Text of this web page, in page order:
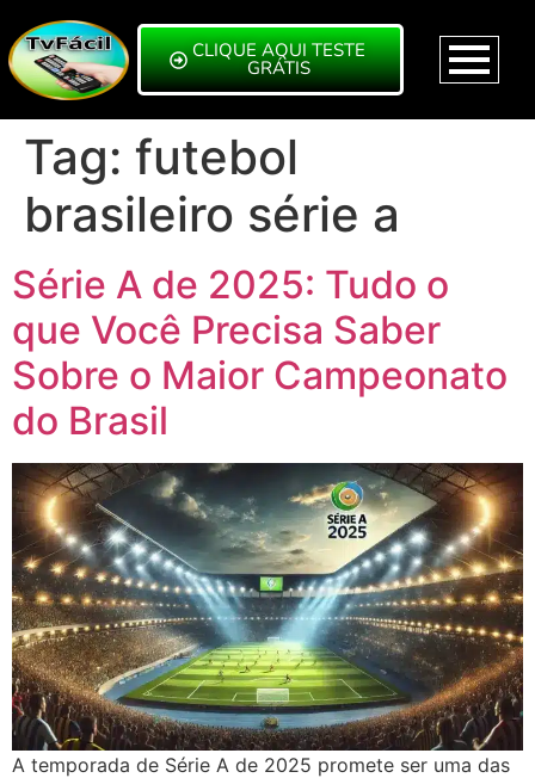
CLIQUE AQUI TESTE
GRÁTIS
Tag: futebol
brasileiro série a
Série A de 2025: Tudo o
que Você Precisa Saber
Sobre o Maior Campeonato
do Brasil
A temporada de Série A de 2025 promete ser uma das